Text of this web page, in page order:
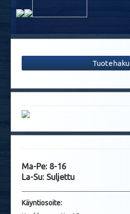
Tuotehaku
Ma-Pe: 8-16
La-Su: Suljettu
Käyntiosoite: